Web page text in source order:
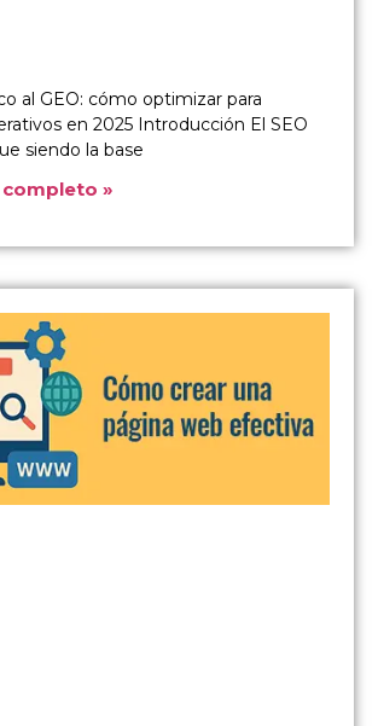
al GEO: cómo optimizar para
en 2025 Introducción El SEO
siendo la base
»